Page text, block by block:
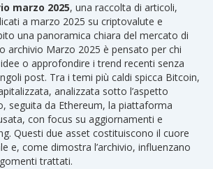
marzo 2025, una raccolta di articoli,
a marzo 2025 su criptovalute e
una panoramica chiara del mercato di
archivio Marzo 2025 è pensato per chi
o approfondire i trend recenti senza
post. Tra i temi più caldi spicca Bitcoin,
analizzata sotto l’aspetto
, seguita da Ethereum, la piattaforma
con focus su aggiornamenti e
. Questi due asset costituiscono il cuore
e, come dimostra l’archivio, influenzano
trattati.